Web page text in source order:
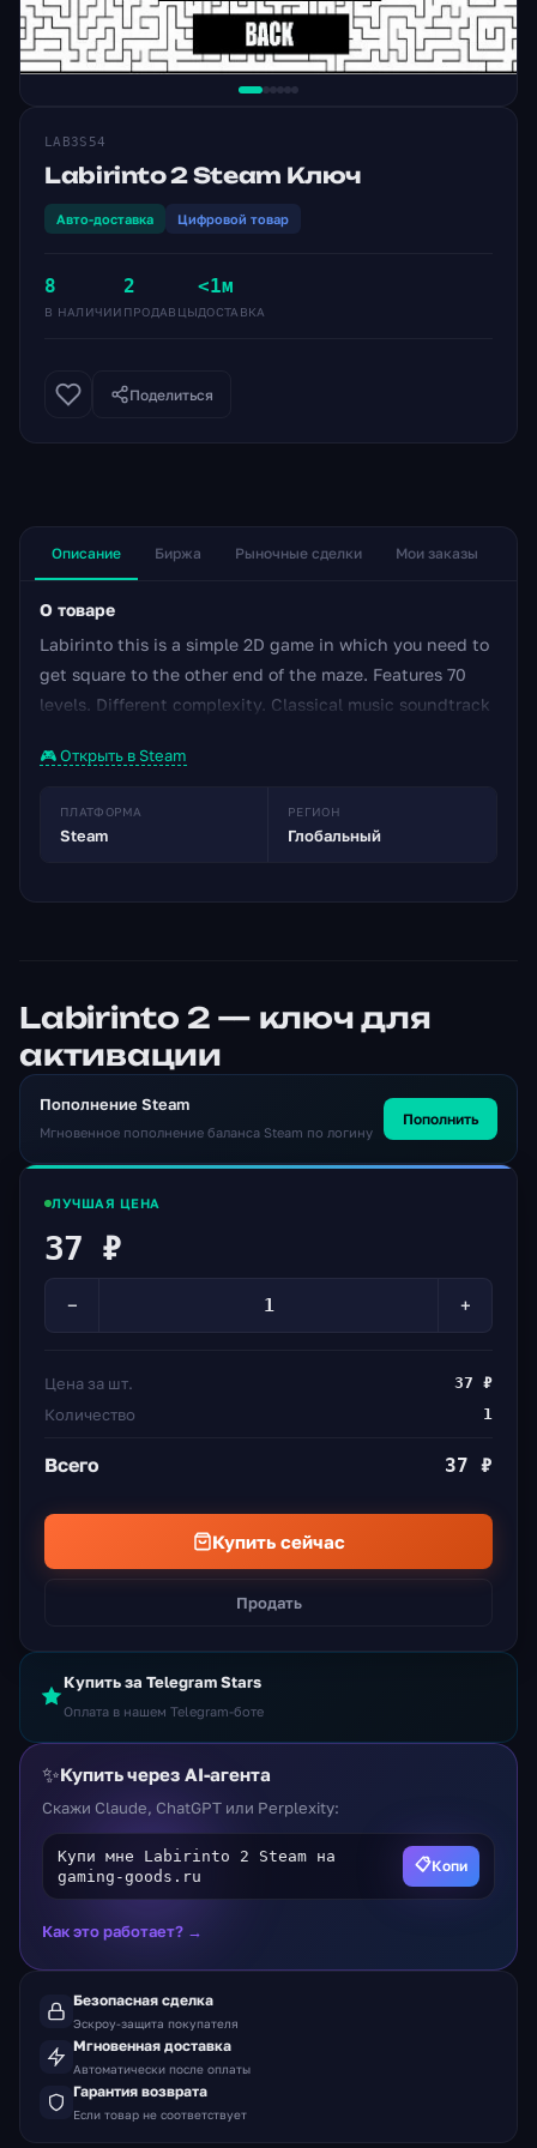
LAB3S54
Labirinto 2 Steam Ключ
Авто-доставка Цифровой товар
8
В НАЛИЧИИ
2
ПРОДАВЦЫ
<1м
ДОСТАВКА
Поделиться
Описание Биржа Рыночные сделки Мои заказы
О товаре
Labirinto this is a simple 2D game in which you need to
get square to the other end of the maze. Features 70
levels. Different complexity. Сlassical music soundtrack
🎮 Открыть в Steam
ПЛАТФОРМА
Steam
РЕГИОН
Глобальный
Labirinto 2 — ключ для
активации
Пополнение Steam
Мгновенное пополнение баланса Steam по логину
Пополнить
ЛУЧШАЯ ЦЕНА
37 ₽
− +
Цена за шт. 37 ₽
Количество 1
Всего 37 ₽
Купить сейчас
Продать
Купить за Telegram Stars
Оплата в нашем Telegram-боте
✨Купить через AI-агента
Скажи Claude, ChatGPT или Perplexity:
Купи мне Labirinto 2 Steam на
gaming-goods.ru
📋Копи
Как это работает? →
Безопасная сделка
Эскроу-защита покупателя
Мгновенная доставка
Автоматически после оплаты
Гарантия возврата
Если товар не соответствует